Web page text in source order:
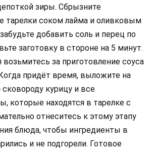
зиры. Сбрызните
тарелки соком лайма и оливковым
добавить соль и перец по
заготовку в стороне на 5 минут.
возьмитесь за приготовление соуса
придёт время, выложите на
курицу и все
которые находятся в тарелке с
отнеситесь к этому этапу
блюда, чтобы ингредиенты в
и не подгорели. Готовое